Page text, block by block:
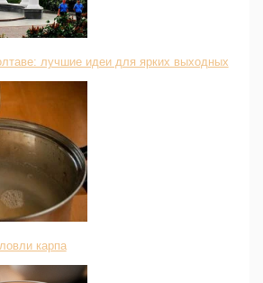
лучшие идеи для ярких выходных
карпа